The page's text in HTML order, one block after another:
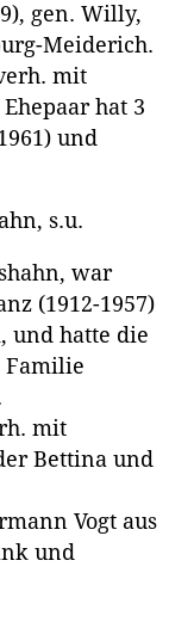
gen. Willy,
Meiderich.
mit
hat 3
und
s.u.
war
(1912-1957)
und hatte die
Familie
mit
Bettina und
Vogt aus
und